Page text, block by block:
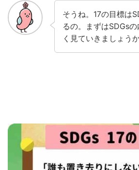
そうね。17の目標は
るの。まずはSDGs
く見ていきましょうか